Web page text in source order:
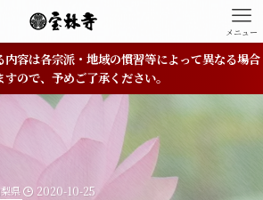
メニュー
内容は各宗派・地域の慣習等によって異なる場合
すので、予めご了承ください。
県 2020-10-25